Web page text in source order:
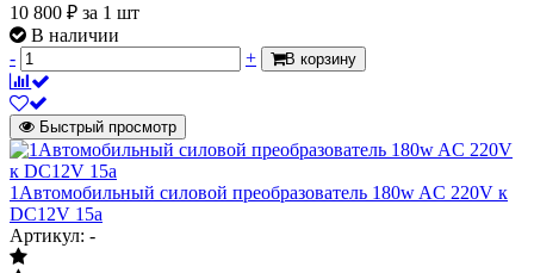
10 800 ₽ за 1 шт
В наличии
-
+ В корзину
Быстрый просмотр
1Автомобильный силовой преобразователь 180w AC 220V к
DC12V 15а
Артикул: -